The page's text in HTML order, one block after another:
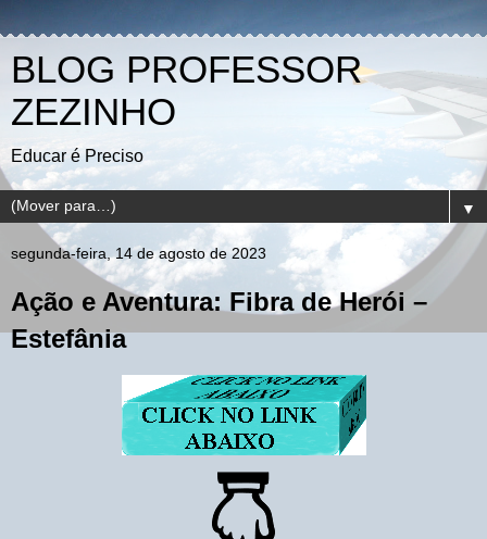
BLOG PROFESSOR
ZEZINHO
Educar é Preciso
▼
segunda-feira, 14 de agosto de 2023
Ação e Aventura: Fibra de Herói –
Estefânia